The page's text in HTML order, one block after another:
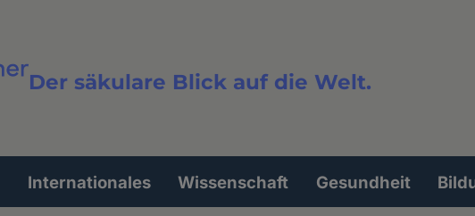
Der säkulare Blick auf die Welt.
Volltextsuche
Internationales Wissenschaft Gesundheit